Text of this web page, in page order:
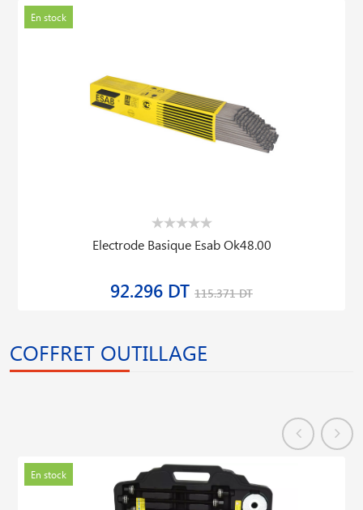
En stock
Electrode Basique Esab Ok48.00
92.296 DT 115.371 DT
COFFRET OUTILLAGE
En stock